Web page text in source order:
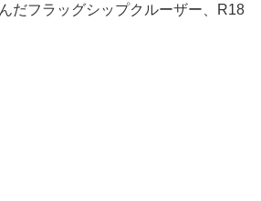
だフラッグシップクルーザー、R18